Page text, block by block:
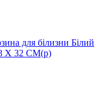
для білизни Білий
X 32 CM(р)